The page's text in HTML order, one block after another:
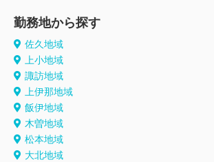
勤務地から探す
佐久地域
上小地域
諏訪地域
上伊那地域
飯伊地域
木曽地域
松本地域
大北地域